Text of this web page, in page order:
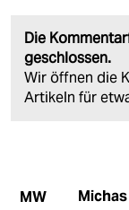
Die
geschlossen.
Wir öffnen die
Artikeln für
MW